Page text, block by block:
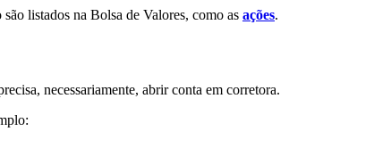
são listados na Bolsa de Valores, como as ações.
necessariamente, abrir conta em corretora.